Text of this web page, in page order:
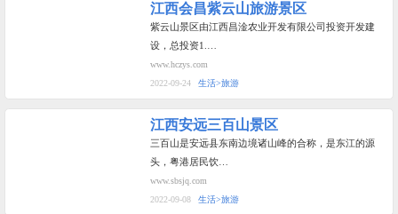
江西会昌紫云山旅游景区
紫云山景区由江西昌淦农业开发有限公司投资开发建
设，总投资1.…
www.hczys.com
2022-09-24
生活>旅游
江西安远三百山景区
三百山是安远县东南边境诸山峰的合称，是东江的源
头，粤港居民饮…
www.sbsjq.com
2022-09-08
生活>旅游